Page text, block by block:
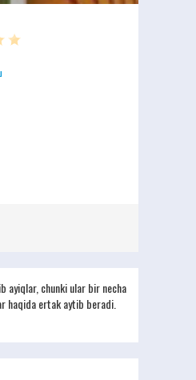
ayiqlar, chunki ular bir necha
haqida ertak aytib beradi.